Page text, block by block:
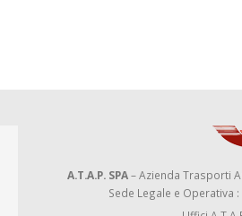
A.T.A.P. SPA– Azienda Trasporti
Sede Legale e Operativa